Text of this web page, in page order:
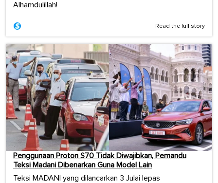
Alhamdulillah!
Read the full story
Penggunaan Proton S70 Tidak Diwajibkan, Pemandu
Teksi Madani Dibenarkan Guna Model Lain
Teksi MADANI yang dilancarkan 3 Julai lepas